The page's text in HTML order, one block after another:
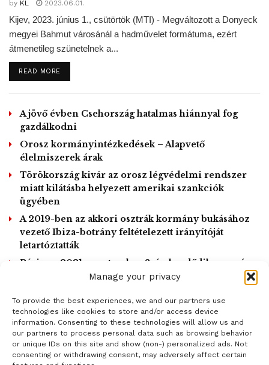
Manage your privacy
To provide the best experiences, we and our partners use
technologies like cookies to store and/or access device
information. Consenting to these technologies will allow us and
our partners to process personal data such as browsing behavior
or unique IDs on this site and show (non-) personalized ads. Not
consenting or withdrawing consent, may adversely affect certain
légitámadás
by KL 2023.06.01.
Kijev, 2023. június 1., csütörtök (MTI) - Megváltozott a Donyeck
megyei Bahmut városánál a hadművelet formátuma, ezért
átmenetileg szünetelnek a...
READ MOREDETAILS
A jövő évben Csehország hatalmas hiánnyal fog
gazdálkodni
Orosz kormányintézkedések – Alapvető
élelmiszerek árak
Törökország kivár az orosz légvédelmi rendszer
miatt kilátásba helyezett amerikai szankciók
ügyében
A 2019-ben az akkori osztrák kormány bukásához
vezető Ibiza-botrány feltételezett irányítóját
letartóztatták
Párizs – 2021. szeptember 8-án kezdődik a per és
2022 március végéig tart
LOAD MORE